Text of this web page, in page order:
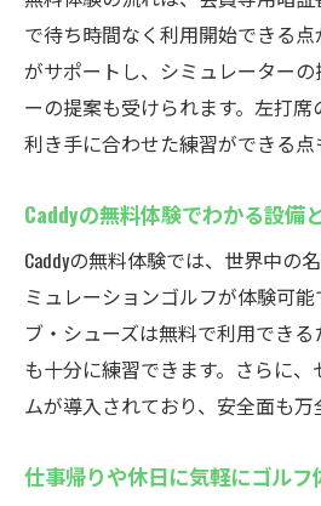
で待ち時間なく利用開始できる
がサポートし、シミュレーター
ーの提案も受けられます。左打席
利き手に合わせた練習ができる点
Caddyの無料体験でわかる設備
Caddyの無料体験では、世界中の
ミュレーションゴルフが体験可
ブ・シューズは無料で利用でき
も十分に練習できます。さらに
ムが導入されており、安全面も万
仕事帰りや休日に気軽にゴル